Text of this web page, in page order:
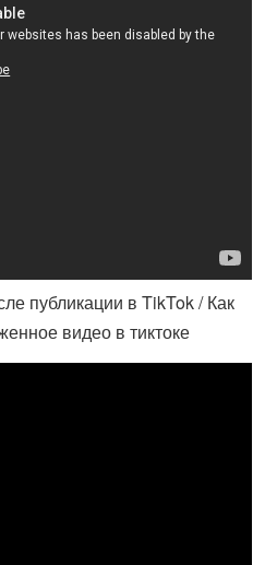
публикации в TikTok / Как
видео в тиктоке